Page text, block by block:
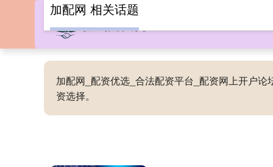
加配网_配资优选_合法配资平台_配资网上开户
资选择。
加配网 相关话题